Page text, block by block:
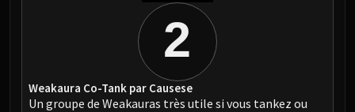
2
Weakaura Co-Tank par Causese
Un groupe de Weakauras très utile si vous tankez ou